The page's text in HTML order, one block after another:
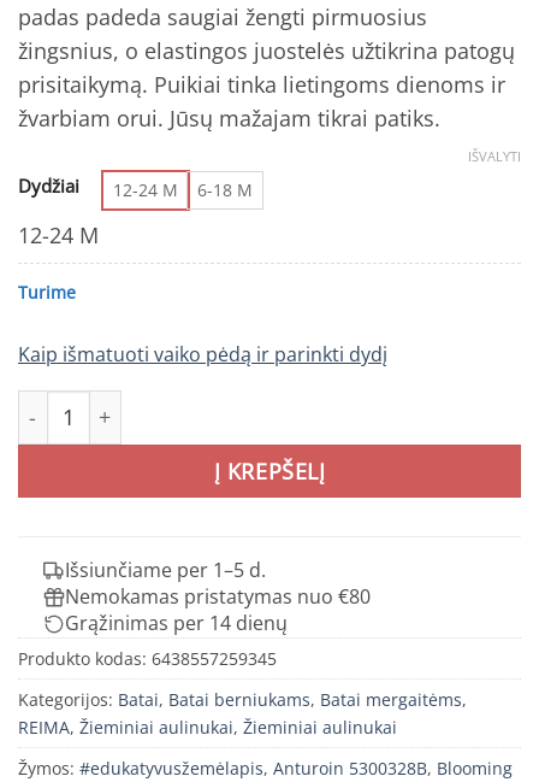
padas padeda saugiai žengti pirmuosius
žingsnius, o elastingos juostelės užtikrina patogų
prisitaikymą. Puikiai tinka lietingoms dienoms ir
žvarbiam orui. Jūsų mažajam tikrai patiks.
Dydžiai 12-24 M 6-18 M
IŠVALYTI
12-24 M
Turime
Kaip išmatuoti vaiko pėdą ir parinkti dydį
produkto kiekis: REIMA Anturoin batai Blooming Lilac
Į KREPŠELĮ
Išsiunčiame per 1–5 d.
Nemokamas pristatymas nuo €80
Grąžinimas per 14 dienų
Produkto kodas: 6438557259345
Kategorijos: Batai, Batai berniukams, Batai mergaitėms,
REIMA, Žieminiai aulinukai, Žieminiai aulinukai
Žymos: #edukatyvusžemėlapis, Anturoin 5300328B, Blooming